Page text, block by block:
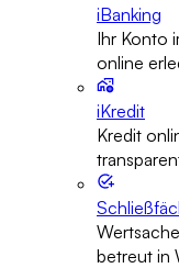
iBanking
Ihr Konto
online
iKredit
Kredit
betreut in